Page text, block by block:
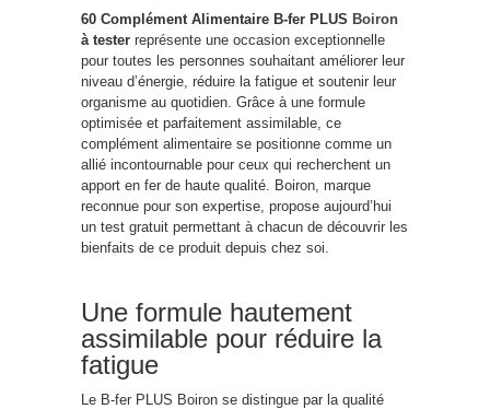
60 Complément Alimentaire B-fer PLUS Boiron
à tester représente une occasion exceptionnelle
pour toutes les personnes souhaitant améliorer leur
niveau d’énergie, réduire la fatigue et soutenir leur
organisme au quotidien. Grâce à une formule
optimisée et parfaitement assimilable, ce
complément alimentaire se positionne comme un
allié incontournable pour ceux qui recherchent un
apport en fer de haute qualité. Boiron, marque
reconnue pour son expertise, propose aujourd’hui
un test gratuit permettant à chacun de découvrir les
bienfaits de ce produit depuis chez soi.
Une formule hautement
assimilable pour réduire la
fatigue
Le B-fer PLUS Boiron se distingue par la qualité